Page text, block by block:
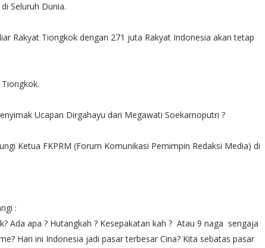
Seluruh Dunia.
Rakyat Tiongkok dengan 271 juta Rakyat Indonesia akan tetap
Ucapan Dirgahayu dari Megawati Soekarnoputri ?
Ketua FKPRM (Forum Komunikasi Pemimpin Redaksi Media) di
:
Ada apa ? Hutangkah ? Kesepakatan kah ? Atau 9 naga sengaja
Hari ini Indonesia jadi pasar terbesar Cina? Kita sebatas pasar